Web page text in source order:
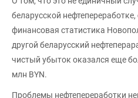
беларусской
финансовая статистика
другой беларусский
чистый убыток оказался еще
млн BYN.
Проблемы нефтепереработки